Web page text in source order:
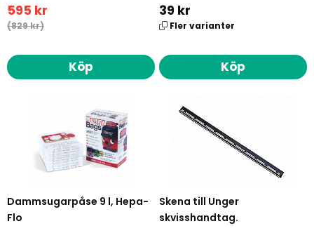
595 kr
(829 kr)
Köp
39 kr
Fler varianter
Köp
Dammsugarpåse 9 l, Hepa-
Flo
Skena till Unger
skvisshandtag.